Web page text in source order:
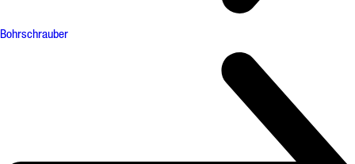
Bohrschrauber